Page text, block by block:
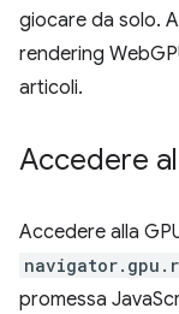
giocare da solo.
rendering
articoli.
Accedere
Accedere alla
promessa